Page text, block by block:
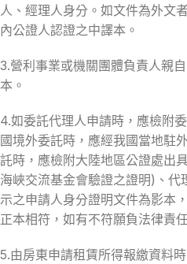
人、經理人身分。如文件為外文
內公證人認證之中譯本。
3.營利事業或機關團體負責人親
本。
4.如委託代理人申請時，應檢附
國境外委託時，應經我國當地駐
託時，應檢附大陸地區公證處出
海峽交流基金會驗證之證明)、代
示之申請人身分證明文件為影本
正本相符，如有不符願負法律責
5.由房東申請租賃所得報繳資料